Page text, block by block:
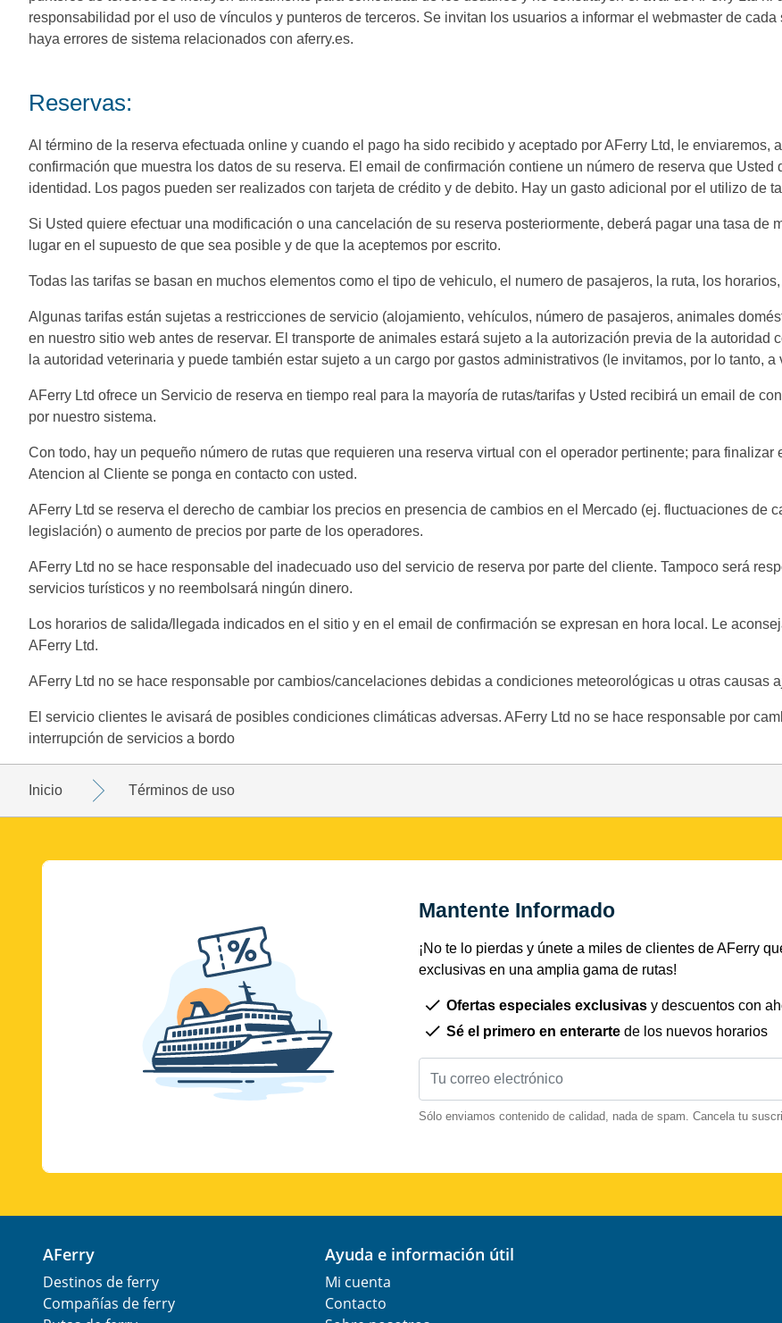
responsabilidad por el uso de vínculos y punteros de terceros. Se invitan los usuarios a informar el webmaster de
haya errores de sistema relacionados con aferry.es.
Reservas:
Al término de la reserva efectuada online y cuando el pago ha sido recibido y aceptado por AFerry Ltd, le enviaremos,
confirmación que muestra los datos de su reserva. El email de confirmación contiene un número de reserva que
identidad. Los pagos pueden ser realizados con tarjeta de crédito y de debito. Hay un gasto adicional por el utilizo de
Si Usted quiere efectuar una modificación o una cancelación de su reserva posteriormente, deberá pagar una tasa
lugar en el supuesto de que sea posible y de que la aceptemos por escrito.
Todas las tarifas se basan en muchos elementos como el tipo de vehiculo, el numero de pasajeros, la ruta, los
Algunas tarifas están sujetas a restricciones de servicio (alojamiento, vehículos, número de pasajeros, animales
en nuestro sitio web antes de reservar. El transporte de animales estará sujeto a la autorización previa de la
la autoridad veterinaria y puede también estar sujeto a un cargo por gastos administrativos (le invitamos, por lo tanto, a
AFerry Ltd ofrece un Servicio de reserva en tiempo real para la mayoría de rutas/tarifas y Usted recibirá un email de
por nuestro sistema.
Con todo, hay un pequeño número de rutas que requieren una reserva virtual con el operador pertinente; para
Atencion al Cliente se ponga en contacto con usted.
AFerry Ltd se reserva el derecho de cambiar los precios en presencia de cambios en el Mercado (ej. fluctuaciones de
legislación) o aumento de precios por parte de los operadores.
AFerry Ltd no se hace responsable del inadecuado uso del servicio de reserva por parte del cliente. Tampoco será
servicios turísticos y no reembolsará ningún dinero.
Los horarios de salida/llegada indicados en el sitio y en el email de confirmación se expresan en hora local. Le
AFerry Ltd.
AFerry Ltd no se hace responsable por cambios/cancelaciones debidas a condiciones meteorológicas u otras causas
El servicio clientes le avisará de posibles condiciones climáticas adversas. AFerry Ltd no se hace responsable por
interrupción de servicios a bordo
Inicio Términos de uso
Mantente Informado
¡No te lo pierdas y únete a miles de clientes de AFerry
exclusivas en una amplia gama de rutas!
Ofertas especiales exclusivas y descuentos con
Sé el primero en enterarte de los nuevos horarios
Sólo enviamos contenido de calidad, nada de spam. Cancela tu
AFerry
Destinos de ferry
Compañías de ferry
Ayuda e información útil
Mi cuenta
Contacto